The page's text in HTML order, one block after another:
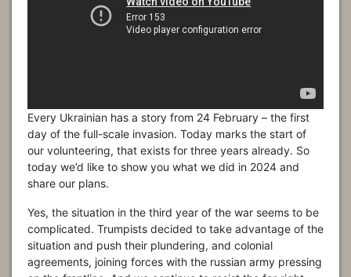
Every Ukrainian has a story from 24 February – the first
day of the full-scale invasion. Today marks the start of
our volunteering, that exists for three years already. So
today we’d like to show you what we did in 2024 and
share our plans.
Yes, the situation in the third year of the war seems to be
complicated. Trumpists decided to take advantage of the
situation and push their plundering, and colonial
agreements, joining forces with the russian army pressing